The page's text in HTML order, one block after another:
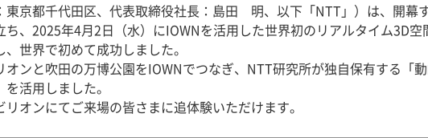
東京都千代田区、代表取締役社長：島田 明、以下「NTT」）は、開幕
、2025年4月2日（水）にIOWNを活用した世界初のリアルタイム3D
世界で初めて成功しました。
ンと吹田の万博公園をIOWNでつなぎ、NTT研究所が独自保有する「
活用しました。
オンにてご来場の皆さまに追体験いただけます。